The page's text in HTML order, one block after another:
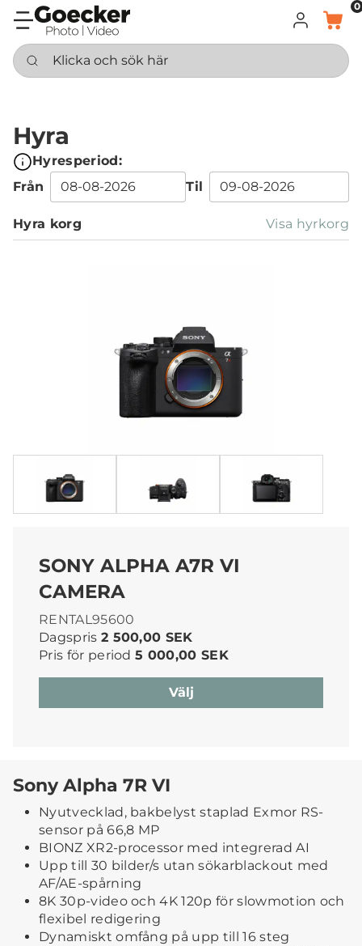
LOGGA IN
KORG
0
Klicka och sök här
Hyra
Hyresperiod:
Från
Til
Hyra korg Visa hyrkorg
SONY ALPHA A7R VI
CAMERA
RENTAL95600
Dagspris 2 500,00 SEK
Pris för period5 000,00 SEK
Välj
Sony Alpha 7R VI
Nyutvecklad, bakbelyst staplad Exmor RS-
sensor på 66,8 MP
BIONZ XR2-processor med integrerad AI
Upp till 30 bilder/s utan sökarblackout med
AF/AE-spårning
8K 30p-video och 4K 120p för slowmotion och
flexibel redigering
Dynamiskt omfång på upp till 16 steg